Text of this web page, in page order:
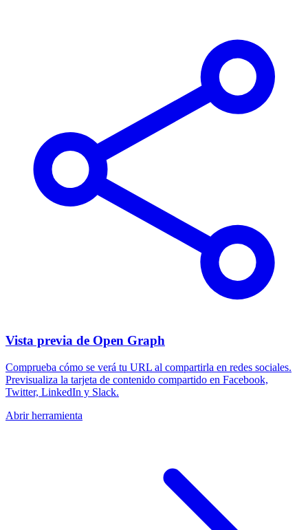
Vista previa de Open Graph
Comprueba cómo se verá tu URL al compartirla en redes sociales.
Previsualiza la tarjeta de contenido compartido en Facebook,
Twitter, LinkedIn y Slack.
Abrir herramienta